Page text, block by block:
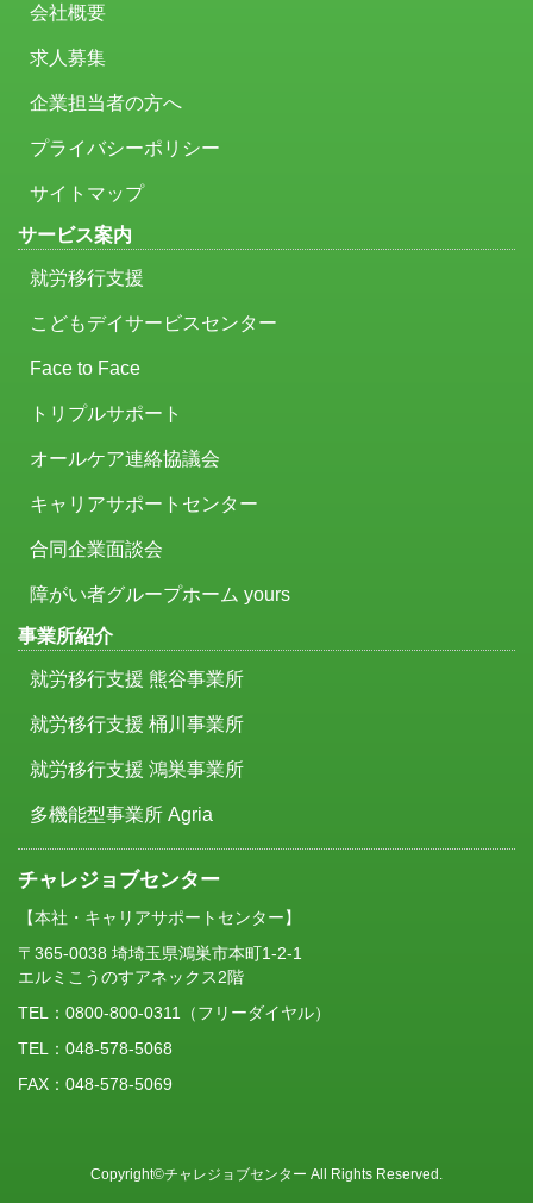
会社概要
求人募集
企業担当者の方へ
プライバシーポリシー
サイトマップ
サービス案内
就労移行支援
こどもデイサービスセンター
Face to Face
トリプルサポート
オールケア連絡協議会
キャリアサポートセンター
合同企業面談会
障がい者グループホーム yours
事業所紹介
就労移行支援 熊谷事業所
就労移行支援 桶川事業所
就労移行支援 鴻巣事業所
多機能型事業所 Agria
チャレジョブセンター
【本社・キャリアサポートセンター】
〒365-0038 埼埼玉県鴻巣市本町1-2-1
エルミこうのすアネックス2階
TEL： 0800-800-0311
（フリーダイヤル）
TEL：048-578-5068
FAX：048-578-5069
Copyright©チャレジョブセンター All Rights Reserved.